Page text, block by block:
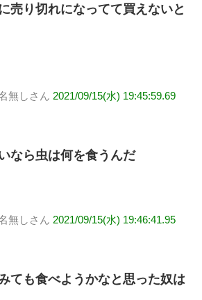
売り切れになってて買えないと
無しさん 2021/09/15(水) 19:45:59.69
なら虫は何を食うんだ
無しさん 2021/09/15(水) 19:46:41.95
ても食べようかなと思った奴は